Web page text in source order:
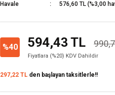
Havale
576,60 TL (%3,00
%40 594,43 TL
Fiyatlara (%20) KDV Dahildir
297,22 TL den başlayan taksitlerle!!